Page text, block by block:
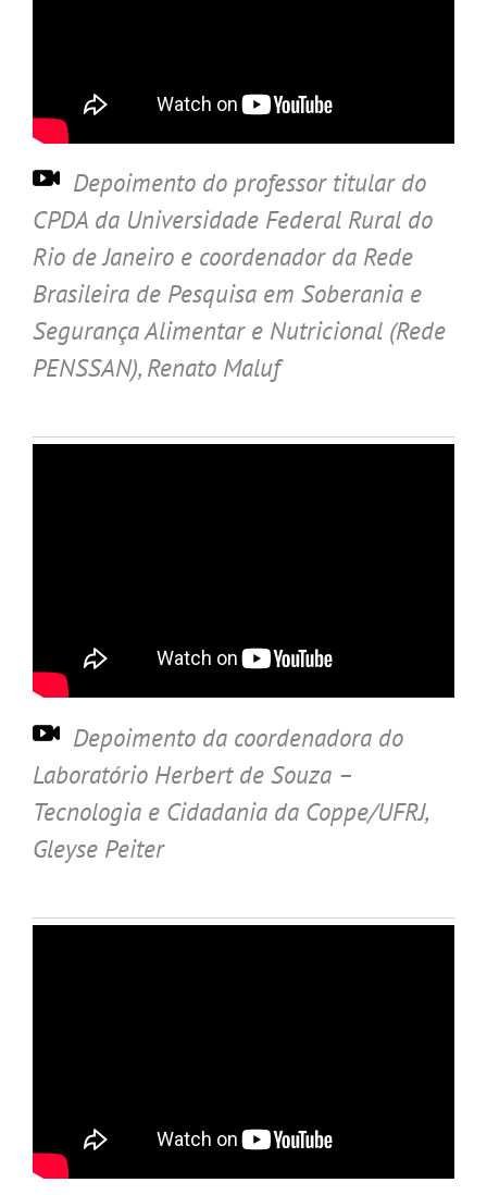
Depoimento do professor titular do
CPDA da Universidade Federal Rural do
Rio de Janeiro e coordenador da Rede
Brasileira de Pesquisa em Soberania e
Segurança Alimentar e Nutricional (Rede
PENSSAN), Renato Maluf
Depoimento da coordenadora do
Laboratório Herbert de Souza –
Tecnologia e Cidadania da Coppe/UFRJ,
Gleyse Peiter